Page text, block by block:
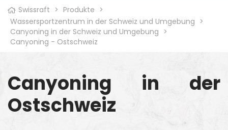
Swissraft > Produkte >
Wassersportzentrum in der Schweiz und Umgebung >
Canyoning in der Schweiz und Umgebung >
Canyoning - Ostschweiz
Canyoning in der
Ostschweiz